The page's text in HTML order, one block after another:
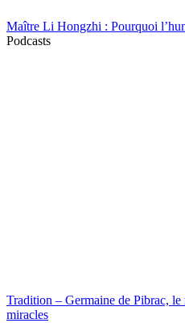
Maître Li Hongzhi : Pourquoi
Podcasts
Tradition – Germaine de Pibrac,
miracles